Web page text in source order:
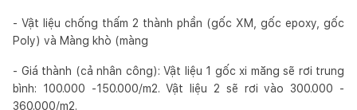
- Vật liệu chống thấm 2 thành phần (gốc XM, gốc epoxy, gốc
Poly) và Màng khò (màng
- Giá thành (cả nhân công): Vật liệu 1 gốc xi măng sẽ rơi trung
bình: 100.000 -150.000/m2. Vật liệu 2 sẽ rơi vào 300.000 -
360.000/m2.